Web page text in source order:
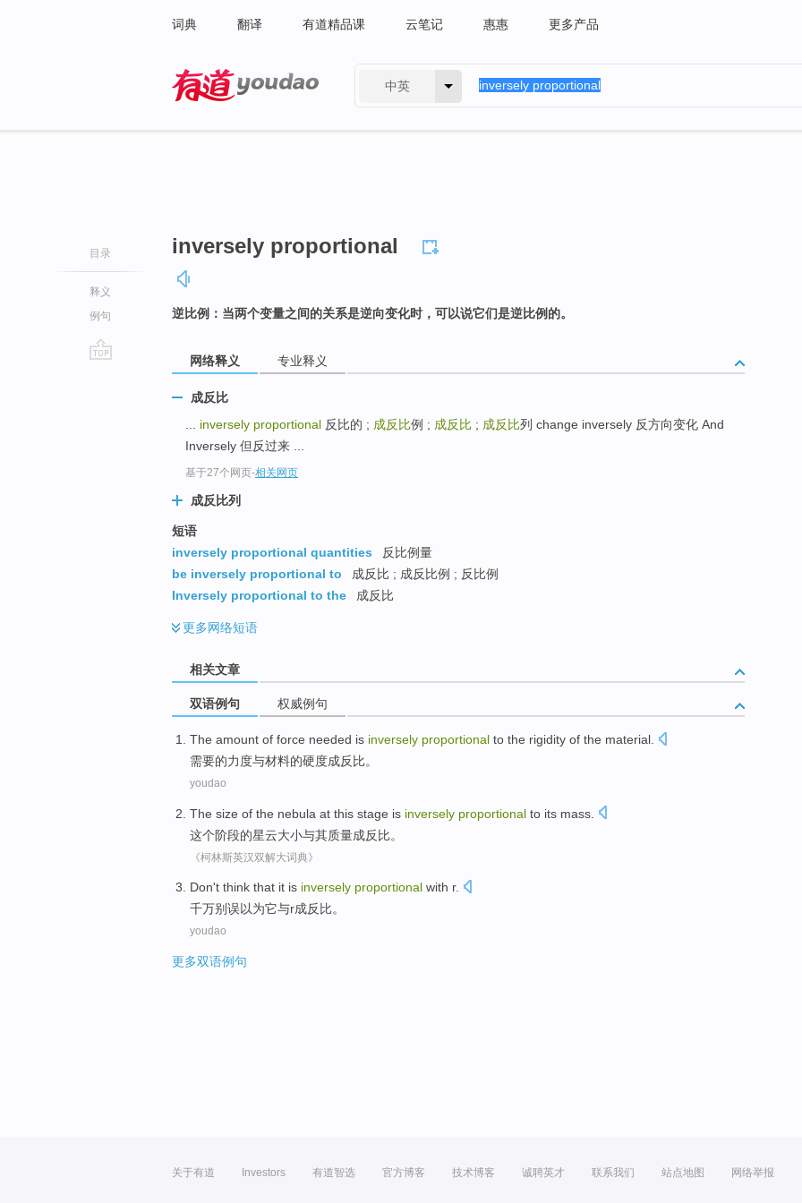
词典 翻译 有道精品课 云笔记 惠惠 更多产品
中英
目录
释义
例句
inversely proportional
逆比例：当两个变量之间的关系是逆向变化时，可以说它们是逆比例的。
网络释义 专业释义
成反比
inversely proportional 反比的 ; 成反比例 ; 成反比 ; 成反比列 change inversely 反方向变化 And
Inversely 但反过来 ...
基于27个网页-相关网页
成反比列
短语
inversely proportional quantities
反比例量
be inversely proportional to
成反比 ; 成反比例 ; 反比例
Inversely proportional to the
成反比
更多网络短语
相关文章
双语例句 权威例句
The amount of force needed is inversely proportional to the rigidity of the material
需要的力度与材料的硬度成反比。
youdao
The size of the nebula at this stage is inversely proportional to its mass
这个阶段的星云大小与其质量成反比。
《柯林斯英汉双解大词典》
Don't think that it is inversely proportional with r.
千万别误以为它与r成反比。
youdao
更多双语例句
关于有道 Investors 有道智选 官方博客 技术博客 诚聘英才 联系我们 站点地图 网络举报